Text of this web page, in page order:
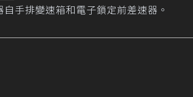
手排變速箱和電子鎖定前差速器。